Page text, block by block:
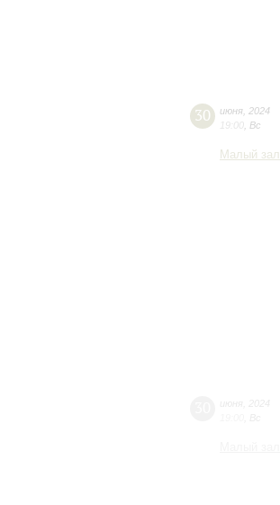
30 июня 2024
19:00 Вс
Малый зал